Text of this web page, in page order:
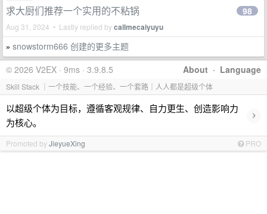
求大厨们推荐一个实用的不粘锅
Aug 31, 2024 • Lastly replied bycallmecaiyuyu
98
» snowstorm666 创建的更多主题
About · Language
© 2026 V2EX · 9ms · 3.9.8.5
Skill Stack ｜一个技能、一个经验、一个套路｜人人都是超级个体
以超级个体为目标，遵循客观规律、自力更生、创造影响力
为核心。
›
Promoted byJieyueXing PRO